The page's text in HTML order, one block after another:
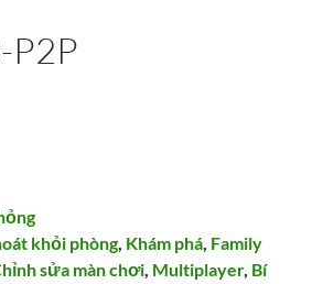
P2P
khỏi phòng, Khám phá, Family
sửa màn chơi, Multiplayer, Bí